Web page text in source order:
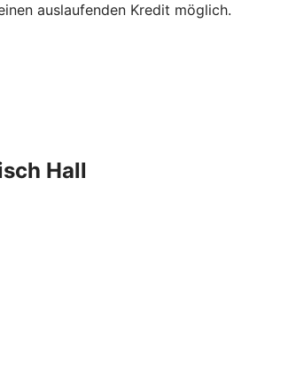
auslaufenden Kredit möglich.
Hall